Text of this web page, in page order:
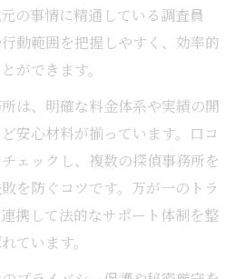
の事情に精通している調査員
動範囲を把握しやすく、効率的
ができます。
は、明確な料金体系や実績の開
安心材料が揃っています。口コ
ェックし、複数の探偵事務所を
を防ぐコツです。万が一のトラ
携して法的なサポート体制を整
ています。